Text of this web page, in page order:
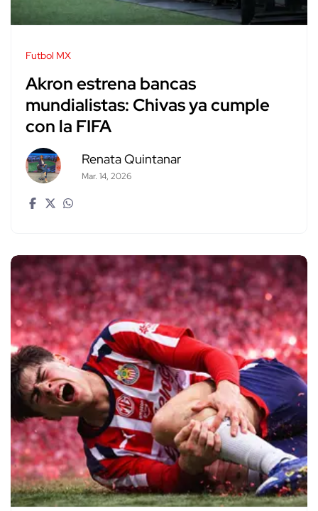
Futbol MX
Akron estrena bancas
mundialistas: Chivas ya cumple
con la FIFA
Renata Quintanar
Mar. 14, 2026